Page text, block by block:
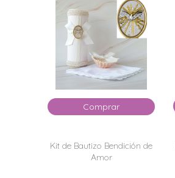
Comprar
Kit de Bautizo Bendición de
Amor